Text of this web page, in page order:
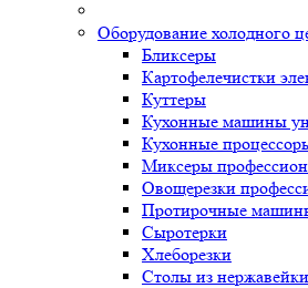
Оборудование холодного
Бликсеры
Картофелечистки
Куттеры
Кухонные машины
Кухонные
Миксеры
Овощерезки
Протирочные
Сыротерки
Хлеборезки
Столы из нержавейки